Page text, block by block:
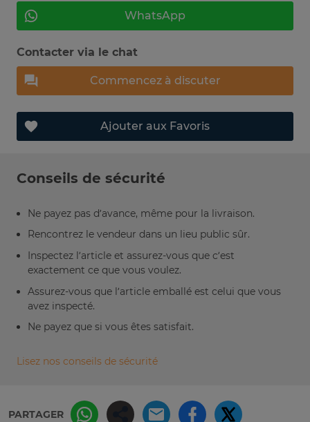
WhatsApp
Contacter via le chat
Commencez à discuter
Ajouter aux Favoris
Conseils de sécurité
Ne payez pas d’avance, même pour la livraison.
Rencontrez le vendeur dans un lieu public sûr.
Inspectez l’article et assurez-vous que c’est
exactement ce que vous voulez.
Assurez-vous que l’article emballé est celui que vous
avez inspecté.
Ne payez que si vous êtes satisfait.
Lisez nos conseils de sécurité
PARTAGER